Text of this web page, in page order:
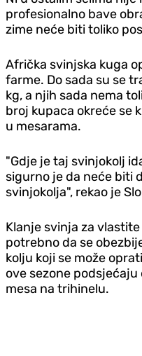
profesionalno bave
zime neće biti toliko
Afrička svinjska kuga
farme. Do sada su se
kg, a njih sada nema
broj kupaca okreće se
u mesarama.
"Gdje je taj svinjokolj
sigurno je da neće biti
svinjokolja", rekao je
Klanje svinja za
potrebno da se
kolju koji se može
ove sezone
mesa na trihinelu.